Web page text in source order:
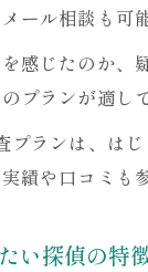
ール相談も可
感じたのか
プランが適し
プランは、は
績や口コミも
い探偵の特